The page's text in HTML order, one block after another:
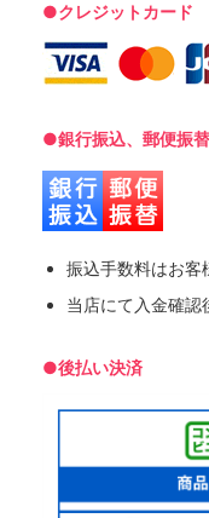
●クレジットカード
●銀行振込、郵便振替
振込手数料はお客
当店にて入金確認
●後払い決済